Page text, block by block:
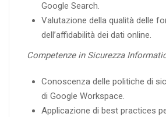
Google Search.
Valutazione della qualità delle
dell’affidabilità dei dati online.
Competenze in Sicurezza
Conoscenza delle politiche di
di Google Workspace.
Applicazione di best practices